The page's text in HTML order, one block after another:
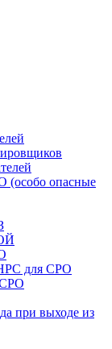
(особо опасные
для СРО
при выходе из